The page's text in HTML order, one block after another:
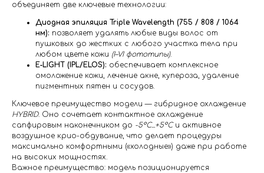
объединяет две ключевые технологии:
Диодная эпиляция Triple Wavelength (755 / 808 / 1064
нм): позволяет удалять любые виды волос от
пушковых до жестких с любого участка тела при
любом цвете кожи (I–VI фототипы).
E‑LIGHT (IPL/ELOS): обеспечивает комплексное
омоложение кожи, лечение акне, купероза, удаление
пигментных пятен и сосудов.
Ключевое преимущество модели — гибридное охлаждение
HYBRID. Оно сочетает контактное охлаждение
сапфировым наконечником до -5°C...+5°Cи активное
воздушное крио-обдувание, что делает процедуры
максимально комфортными («холодные») даже при работе
на высоких мощностях.
Важное преимущество: модель позиционируется